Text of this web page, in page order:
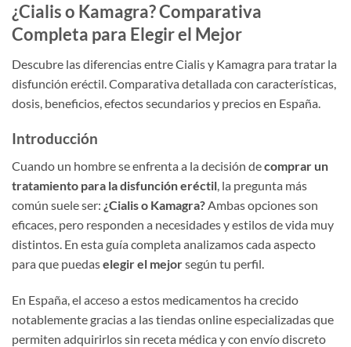
¿Cialis o Kamagra? Comparativa
Completa para Elegir el Mejor
Descubre las diferencias entre Cialis y Kamagra para tratar la
disfunción eréctil. Comparativa detallada con características,
dosis, beneficios, efectos secundarios y precios en España.
Introducción
Cuando un hombre se enfrenta a la decisión decomprar un
tratamiento para la disfunción eréctil, la pregunta más
común suele ser: ¿Cialis o Kamagra?Ambas opciones son
eficaces, pero responden a necesidades y estilos de vida muy
distintos. En esta guía completa analizamos cada aspecto
para que puedaselegir el mejorsegún tu perfil.
En España, el acceso a estos medicamentos ha crecido
notablemente gracias a las tiendas online especializadas que
permiten adquirirlos sin receta médica y con envío discreto